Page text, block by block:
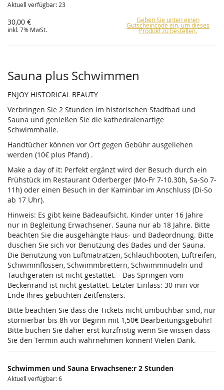
Aktuell verfügbar: 23
30,00 €
inkl. 7% MwSt.
Geben Sie unten einen
Gutscheincode ein, um dieses
Produkt zu bestellen.
Sauna plus Schwimmen
ENJOY HISTORICAL BEAUTY
Verbringen Sie 2 Stunden im historischen Stadtbad und
Sauna und genießen Sie die kathedralenartige
Schwimmhalle.
Handtücher können vor Ort gegen Gebühr ausgeliehen
werden (10€ plus Pfand) .
Make a day of it: Perfekt ergänzt wird der Besuch durch ein
Frühstück im Restaurant Oderberger (Mo-Fr 7-10.30h, Sa-So 7-
11h) oder einen Besuch in der Kaminbar im Anschluss (Di-So
ab 17 Uhr).
Hinweis: Es gibt keine Badeaufsicht. Kinder unter 16 Jahre
nur in Begleitung Erwachsener. Sauna nur ab 18 Jahre. Bitte
beachten Sie die ausgehängte Haus- und Badeordnung. Bitte
duschen Sie sich vor Benutzung des Bades und der Sauna.
Die Benutzung von Luftmatratzen, Schlauchbooten, Luftreifen,
Schwimmflossen, Schwimmbrettern, Schwimmnudeln und
Tauchgeräten ist nicht gestattet. - Das Springen vom
Beckenrand ist nicht gestattet. Letzter Einlass: 30 min vor
Ende Ihres gebuchten Zeitfensters.
Bitte beachten Sie dass die Tickets nicht umbuchbar sind, nur
stornierbar bis 8h vor Beginn mit 1,50€ Bearbeitungsgebühr!
Bitte buchen Sie daher erst kurzfristig wenn Sie wissen dass
Sie den Termin auch wahrnehmen können! Vielen Dank.
Schwimmen und Sauna Erwachsene:r 2 Stunden
Aktuell verfügbar: 6